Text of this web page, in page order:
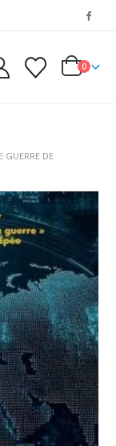
0
GUERRE DE